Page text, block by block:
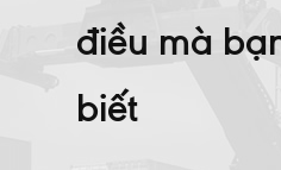
điều mà
biết